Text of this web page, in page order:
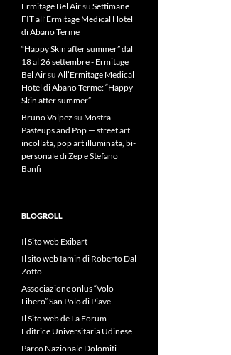
Ermitage Bel Airsu Settimane
FIT all’Ermitage Medical Hotel
di Abano Terme
“Happy Skin after summer” dal
18 al 26 settembre - Ermitage
Bel Airsu All’Ermitage Medical
Hotel di Abano Terme: “Happy
Skin after summer”
Bruno Volpez su Mostra
Pasteups and Pop — street art
incollata, pop art illuminata, bi-
personale di Zep e Stefano
Banfi
BLOGROLL
Il Sito web Exibart
Il sito web Iamin di Roberto Dal
Zotto
Associazione onlus “Volo
Libero” San Polo di Piave
Il Sito web de La Forum
Editrice Universitaria Udinese
Parco Nazionale Dolomiti